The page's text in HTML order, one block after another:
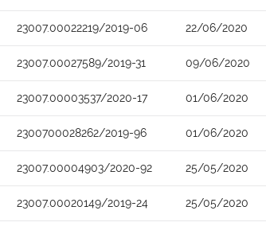
23007.00022219/2019-06 22/06/2020
23007.00027589/2019-31 09/06/2020
23007.00003537/2020-17 01/06/2020
2300700028262/2019-96 01/06/2020
23007.00004903/2020-92 25/05/2020
23007.00020149/2019-24 25/05/2020